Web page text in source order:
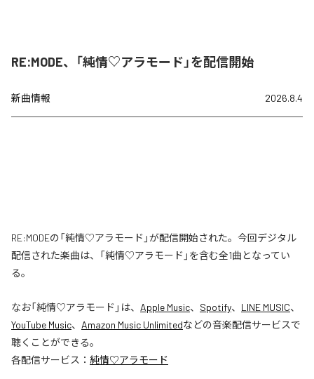
RE:MODE、「純情♡アラモード」を配信開始
新曲情報 2026.8.4
RE:MODEの「純情♡アラモード」が配信開始された。今回デジタル
配信された楽曲は、「純情♡アラモード」を含む全1曲となってい
る。
なお「純情♡アラモード 」は、 Apple Music、 Spotify、 LINE MUSIC、
YouTube Music、 Amazon Music Unlimitedなどの音楽配信サービスで
聴くことができる。
各配信サービス： 純情♡アラモード